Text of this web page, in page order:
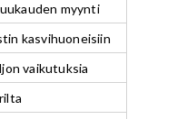
myynti
kasvihuoneisiin
vaikutuksia